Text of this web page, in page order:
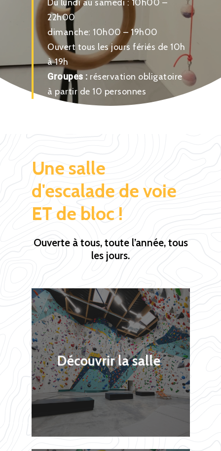
Du lundi au samedi : 10h00 –
22h00
dimanche: 10h00 – 19h00
Ouvert tous les jours fériés de 10h
à 19h
Groupes : réservation obligatoire
à partir de 10 personnes
Une salle
d'escalade de voie
ET de bloc !
Ouverte à tous, toute l’année, tous
les jours.
Découvrir la salle